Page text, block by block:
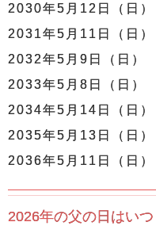
2030年5月12日（日）
2031年5月11日（日）
2032年5月9日（日）
2033年5月8日（日）
2034年5月14日（日）
2035年5月13日（日）
2036年5月11日（日）
2026年の父の日はいつ